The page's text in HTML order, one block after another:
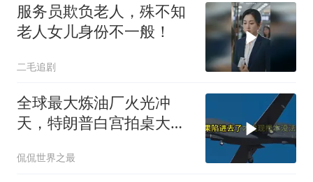
服务员欺负老人，殊不知
老人女儿身份不一般！
二毛追剧
全球最大炼油厂火光冲
天，特朗普白宫拍桌大
拖进泥潭
侃侃世界之最